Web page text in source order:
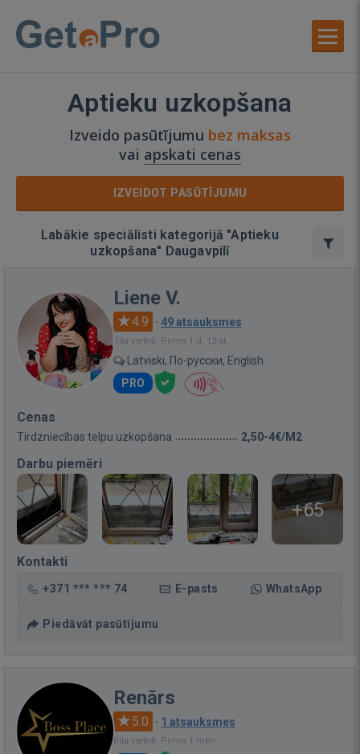
Aptieku uzkopšana
Izveido pasūtījumu bez maksas
vai apskati cenas
IZVEIDOT PASŪTĪJUMU
Labākie speciālisti kategorijā "Aptieku
uzkopšana" Daugavpilī
Liene V.
4.9 · 49 atsauksmes
Bija vietnē: Pirms 1 d. 12 st.
Latviski, По-русски, English
PRO
Cenas
Tirdzniecības telpu uzkopšana 2,50-4€/M2
Darbu piemēri
+65
Kontakti
+371 *** *** 74 E-pasts WhatsApp
Piedāvāt pasūtījumu
Renārs
5.0 · 1 atsauksmes
Bija vietnē: Pirms 1 mēn.